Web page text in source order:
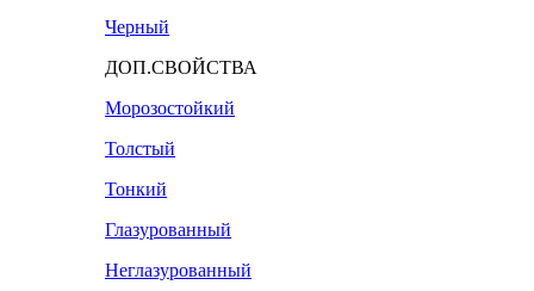
Черный
ДОП.СВОЙСТВА
Морозостойкий
Толстый
Тонкий
Глазурованный
Неглазурованный